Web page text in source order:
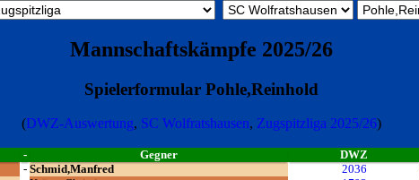
Mannschaftskämpfe 2025/26
Spielerformular Pohle,Reinhold
(DWZ-Auswertung, SC Wolfratshausen, Zugspitzliga 2025/26)
- Gegner DWZ
- Schmid,Manfred 2036